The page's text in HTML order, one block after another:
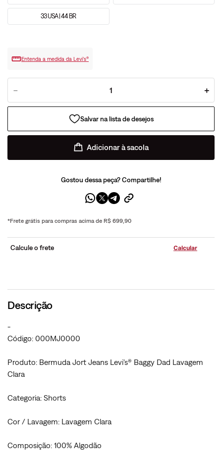
33 USA | 44 BR
Entenda a medida da Levi’s®
＋
－
Adicionar à sacola
Gostou dessa peça? Compartilhe!
*Frete grátis para compras acima de R$ 699,90
Calcule o frete
Descrição
-
Código: 000MJ0000
Produto: Bermuda Jort Jeans Levi's® Baggy Dad Lavagem
Clara
Categoria: Shorts
Cor / Lavagem: Lavagem Clara
Composição: 100% Algodão